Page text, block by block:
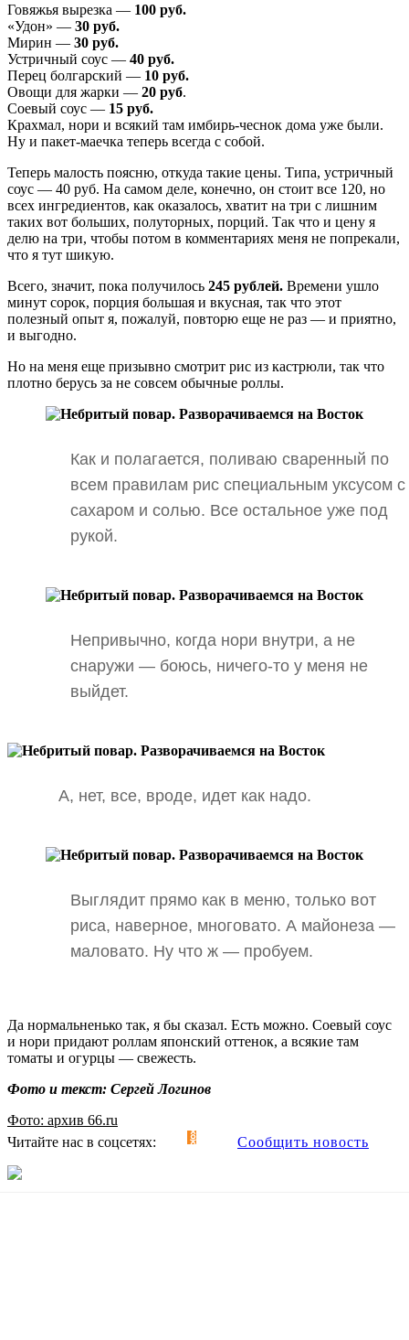
Говяжья вырезка — 100 руб.
«Удон» — 30 руб.
Мирин — 30 руб.
Устричный соус — 40 руб.
Перец болгарский — 10 руб.
Овощи для жарки — 20 руб.
Соевый соус — 15 руб.
Крахмал, нори и всякий там имбирь-чеснок дома уже были.
Ну и пакет-маечка теперь всегда с собой.
Теперь малость поясню, откуда такие цены. Типа, устричный
соус — 40 руб. На самом деле, конечно, он стоит все 120, но
всех ингредиентов, как оказалось, хватит на три с лишним
таких вот больших, полуторных, порций. Так что и цену я
делю на три, чтобы потом в комментариях меня не попрекали,
что я тут шикую.
Всего, значит, пока получилось 245 рублей. Времени ушло
минут сорок, порция большая и вкусная, так что этот
полезный опыт я, пожалуй, повторю еще не раз — и приятно,
и выгодно.
Но на меня еще призывно смотрит рис из кастрюли, так что
плотно берусь за не совсем обычные роллы.
Как и полагается, поливаю сваренный по
всем правилам рис специальным уксусом с
сахаром и солью. Все остальное уже под
рукой.
Непривычно, когда нори внутри, а не
снаружи — боюсь, ничего-то у меня не
выйдет.
А, нет, все, вроде, идет как надо.
Выглядит прямо как в меню, только вот
риса, наверное, многовато. А майонеза —
маловато. Ну что ж — пробуем.
Да нормальненько так, я бы сказал. Есть можно. Соевый соус
и нори придают роллам японский оттенок, а всякие там
томаты и огурцы — свежесть.
Фото и текст: Сергей Логинов
Фото: архив 66.ru
Читайте нас в соцсетях:
Сообщить новость